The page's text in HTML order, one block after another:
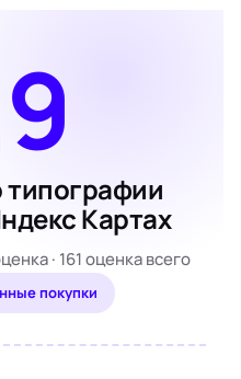
типографии
Картах
· 161 оценка всего
покупки